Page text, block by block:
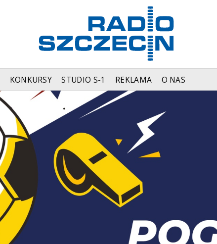
KONKURSY STUDIO S-1 REKLAMA O NAS